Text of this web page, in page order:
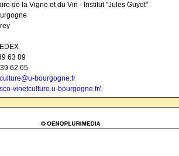
de la Vigne et du Vin - Institut "Jules Guyot"
63 89
62 65
bourgogne.fr
vinetculture.u-bourgogne.fr/.